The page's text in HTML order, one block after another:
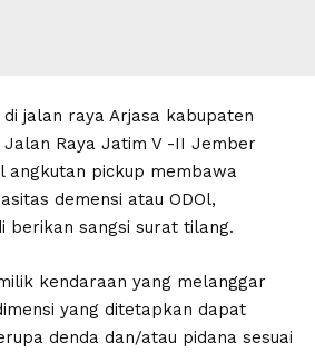
jalan raya Arjasa kabupaten
Raya Jatim V -II Jember
angkutan pickup membawa
demensi atau ODOl,
berikan sangsi surat tilang.
kendaraan yang melanggar
yang ditetapkan dapat
denda dan/atau pidana sesuai